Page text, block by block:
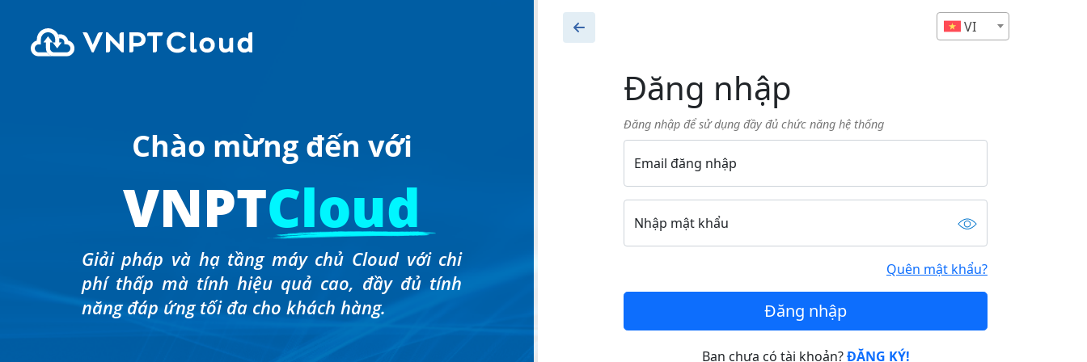
Chào mừng đến với
VNPTCloud
Giải pháp và hạ tầng máy chủ Cloud với chi
phí thấp mà tính hiệu quả cao, đầy đủ tính
năng đáp ứng tối đa cho khách hàng.
VI
Đăng nhập
Đăng nhập để sử dụng đầy đủ chức năng hệ thống
Email đăng nhập
Nhập mật khẩu
Quên mật khẩu?
Đăng nhập
Bạn chưa có tài khoản?ĐĂNG KÝ!